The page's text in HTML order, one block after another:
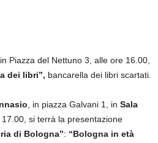
, in Piazza del Nettuno 3, alle ore 16.00,
dei libri”, bancarella dei libri scartati.
, in piazza Galvani 1, in Sala
si terrà la presentazione
di Bologna”: “Bologna in età